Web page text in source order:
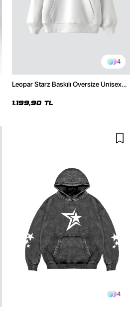
4
Leopar Starz Baskılı Oversize Unisex
1.199,90 TL
4